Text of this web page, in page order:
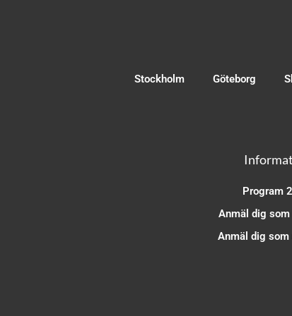
Stockholm Göteborg
Program
Anmäl dig
Anmäl dig